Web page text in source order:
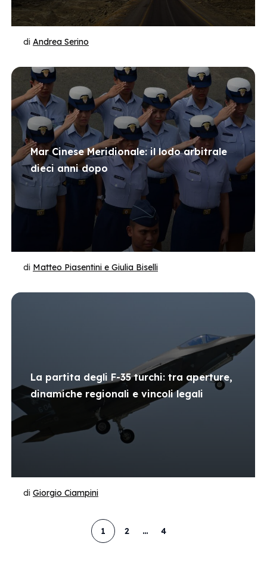
di Andrea Serino
Mar Cinese Meridionale: il lodo arbitrale
dieci anni dopo
di Matteo Piasentini e Giulia Biselli
La partita degli F-35 turchi: tra aperture,
dinamiche regionali e vincoli legali
di Giorgio Ciampini
1 2 … 4